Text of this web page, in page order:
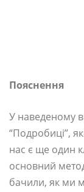
Пояснення
У наведеному
“Подробиці”,
нас є ще один
основний
бачили, як ми